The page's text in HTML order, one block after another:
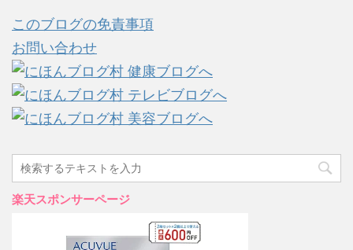
このブログの免責事項
お問い合わせ
楽天スポンサーページ